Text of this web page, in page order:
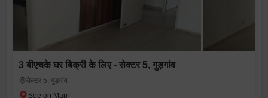
3 बीएचके घर बिक्री के लिए - सेक्टर 5, गुड़गांव
सेक्टर 5, गुड़गांव